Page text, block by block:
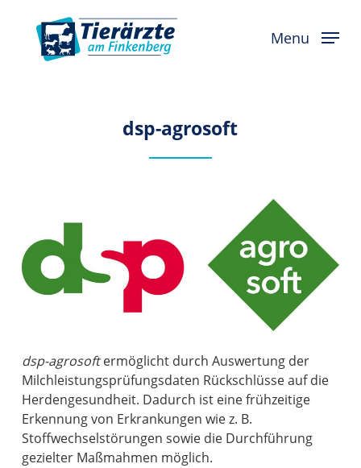
content
Menu
dsp-agrosoft
dsp-agrosoftermöglicht durch Auswertung der
Milchleistungsprüfungsdaten Rückschlüsse auf die
Herdengesundheit. Dadurch ist eine frühzeitige
Erkennung von Erkrankungen wie z. B.
Stoffwechselstörungen sowie die Durchführung
gezielter Maßmahmen möglich.